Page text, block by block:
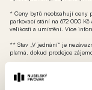
* Ceny bytů neobsahují ceny
parkovací stání na 672 000
velikosti a umístění. Více
** Stav „V jednání“ je
platná, dokud prodejce
možností odpočtu DPH).